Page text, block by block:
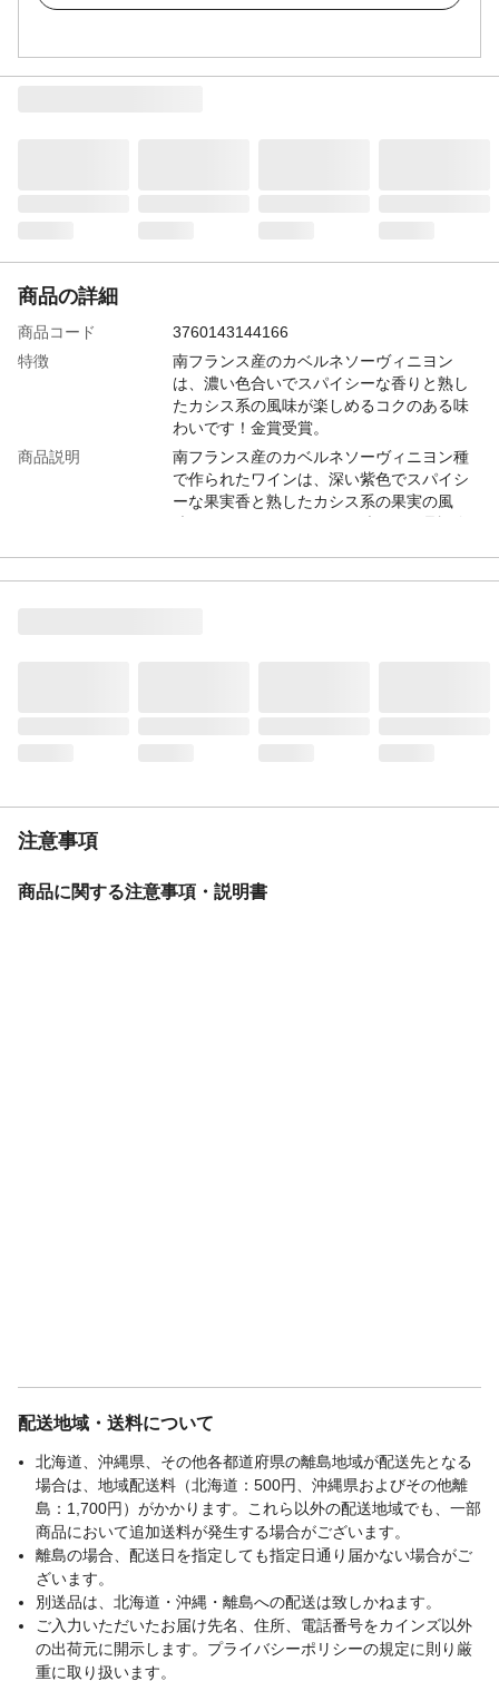
商品の詳細
商品コード
3760143144166
特徴
南フランス産のカベルネソーヴィニヨン
は、濃い色合いでスパイシーな香りと熟し
たカシス系の風味が楽しめるコクのある味
わいです！金賞受賞。
商品説明
南フランス産のカベルネソーヴィニヨン種
で作られたワインは、深い紫色でスパイシ
ーな果実香と熟したカシス系の果実の風
おすすめ料理
バーベキュー料理、焼肉、チーズ等
キャップタイプ
ぶどうの種類
カベルネソーヴィニヨン
注意事項
商品に関する注意事項・説明書
配送地域・送料について
北海道、沖縄県、その他各都道府県の離島地域が配送先となる
場合は、地域配送料（北海道：500円、沖縄県およびその他離
島：1,700円）がかかります。これら以外の配送地域でも、一部
商品において追加送料が発生する場合がございます。
離島の場合、配送日を指定しても指定日通り届かない場合がご
ざいます。
別送品は、北海道・沖縄・離島への配送は致しかねます。
ご入力いただいたお届け先名、住所、電話番号をカインズ以外
の出荷元に開示します。プライバシーポリシーの規定に則り厳
重に取り扱います。